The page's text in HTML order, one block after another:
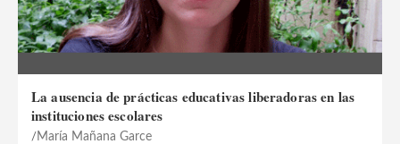
La ausencia de prácticas educativas liberadoras en las
instituciones escolares
María Mañana Garce